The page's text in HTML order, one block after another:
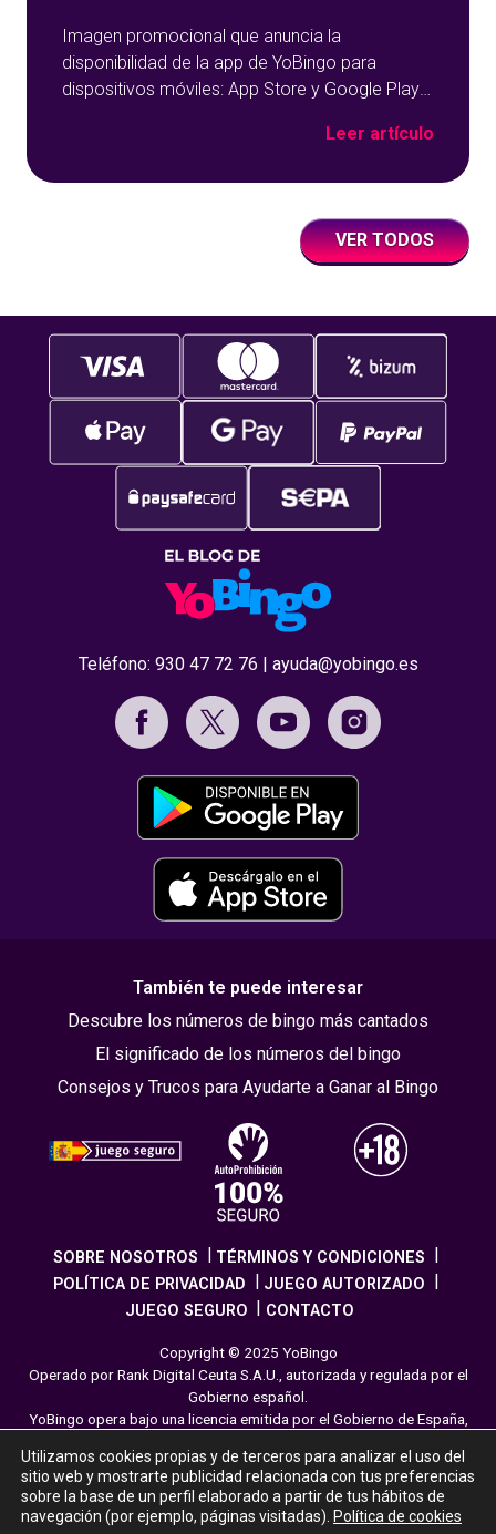
Imagen promocional que anuncia la
disponibilidad de la app de YoBingo para
dispositivos móviles: App Store y Google Play
Leer artículo
VER TODOS
Teléfono: 930 47 72 76 ayuda@yobingo.es
También te puede interesar
Descubre los números de bingo más cantados
El significado de los números del bingo
Consejos y Trucos para Ayudarte a Ganar al Bingo
SOBRE NOSOTROS
TÉRMINOS Y CONDICIONES
POLÍTICA DE PRIVACIDAD
JUEGO AUTORIZADO
JUEGO SEGURO
CONTACTO
Copyright © 2025 YoBingo
Operado por Rank Digital Ceuta S.A.U., autorizada y regulada por el
Gobierno español.
YoBingo opera bajo una licencia emitida por el Gobierno de España,
responsabilidad en los juegos online. El juego es una forma de
entretenimiento cuya finalidad es ofrecer diversión y emoción a los
jugadores en nuestra página web. Juega con moderación siguiendo
las pautas recomendadas para el juego responsable.
Utilizamos cookies propias y de terceros para analizar el uso del
sitio web y mostrarte publicidad relacionada con tus preferencias
sobre la base de un perfil elaborado a partir de tus hábitos de
navegación (por ejemplo, páginas visitadas). Política de cookies